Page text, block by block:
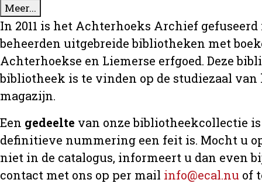
Meer...
In 2011 is het Achterhoeks Archief
beheerden uitgebreide bibliotheken met
Achterhoekse en Liemerse erfgoed. Deze
bibliotheek is te vinden op de studiezaal
magazijn.
Een gedeelte van onze bibliotheekcollectie
definitieve nummering een feit is. Mocht u
niet in de catalogus, informeert u dan even
contact met ons op per mail info@ecal.nu of